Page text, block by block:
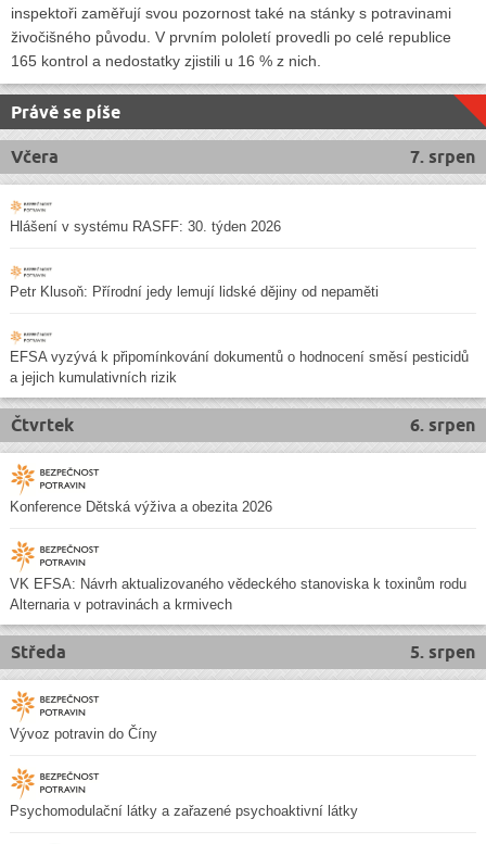
inspektoři zaměřují svou pozornost také na stánky s potravinami
živočišného původu. V prvním pololetí provedli po celé republice
165 kontrol a nedostatky zjistili u 16 % z nich.
Právě se píše
7. srpen
Včera
Hlášení v systému RASFF: 30. týden 2026
Petr Klusoň: Přírodní jedy lemují lidské dějiny od nepaměti
EFSA vyzývá k připomínkování dokumentů o hodnocení směsí pesticidů
a jejich kumulativních rizik
6. srpen
Čtvrtek
Konference Dětská výživa a obezita 2026
VK EFSA: Návrh aktualizovaného vědeckého stanoviska k toxinům rodu
Alternaria v potravinách a krmivech
5. srpen
Středa
Vývoz potravin do Číny
Psychomodulační látky a zařazené psychoaktivní látky